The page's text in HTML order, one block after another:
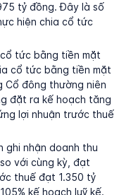
tỷ đồng. Đây là số
hiện chia cổ tức
tức bằng tiền mặt
cổ tức bằng tiền mặt
Cổ đông thường niên
đặt ra kế hoạch tăng
lợi nhuận trước thuế
ghi nhận doanh thu
với cùng kỳ, đạt
thuế đạt 1.350 tỷ
kế hoạch luỹ kế.